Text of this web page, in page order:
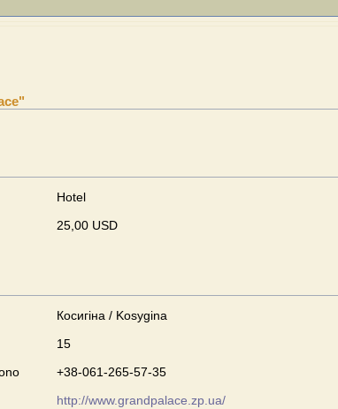
Hotel
25,00 USD
Косигіна / Kosygina
15
+38-061-265-57-35
http://www.grandpalace.zp.ua/